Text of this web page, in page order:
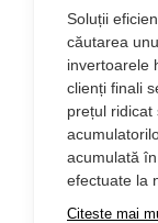
Soluții
căutarea
invertoarele
clienți finali
prețul ridicat
acumulată
efectuate la
Citeste mai